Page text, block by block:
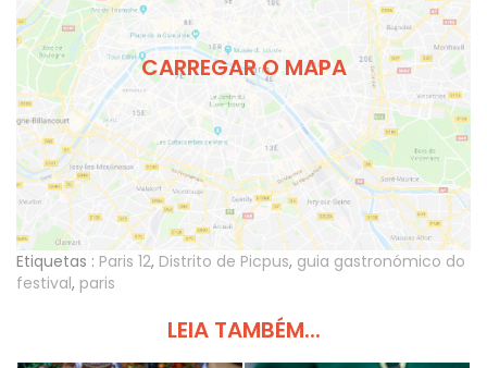
CARREGAR O MAPA
Etiquetas : Paris 12, Distrito de Picpus, guia gastronómico do
festival, paris
LEIA TAMBÉM...